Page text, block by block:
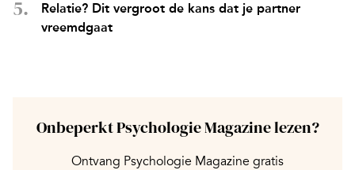
Relatie? Dit vergroot de kans dat je partner
vreemdgaat
Onbeperkt Psychologie Magazine lezen?
Ontvang Psychologie Magazine gratis